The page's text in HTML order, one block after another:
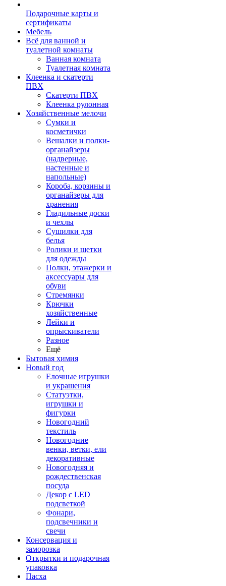
Подарочные карты и
сертификаты
Мебель
Всё для ванной и
туалетной комнаты
Ванная комната
Туалетная комната
Клеенка и скатерти
ПВХ
Скатерти ПВХ
Клеенка рулонная
Хозяйственные мелочи
Сумки и
косметички
Вешалки и полки-
органайзеры
(надверные,
настенные и
напольные)
Короба, корзины и
органайзеры для
хранения
Гладильные доски
и чехлы
Сушилки для
белья
Ролики и щетки
для одежды
Полки, этажерки и
аксессуары для
обуви
Стремянки
Крючки
хозяйственные
Лейки и
опрыскиватели
Разное
Ещё
Бытовая химия
Новый год
Елочные игрушки
и украшения
Статуэтки,
игрушки и
фигурки
Новогодний
текстиль
Новогодние
венки, ветки, ели
декоративные
Новогодняя и
рождественская
посуда
Декор с LED
подсветкой
Фонари,
подсвечники и
свечи
Консервация и
заморозка
Открытки и подарочная
упаковка
Пасха